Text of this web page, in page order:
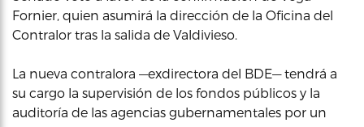
Fornier, quien asumirá la dirección de la Oficina del
Contralor tras la salida de Valdivieso.
La nueva contralora —exdirectora del BDE— tendrá a
su cargo la supervisión de los fondos públicos y la
auditoría de las agencias gubernamentales por un